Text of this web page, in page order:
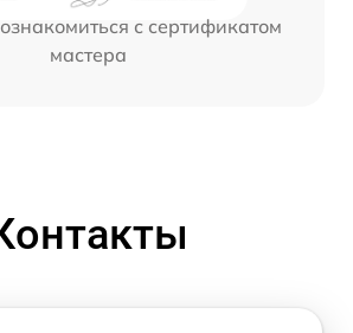
с сертификатом
мастера